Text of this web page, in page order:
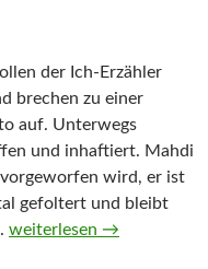
der Ich-Erzähler
brechen zu einer
auf. Unterwegs
und inhaftiert. Mahdi
wird, er ist
gefoltert und bleibt
Die Orangen des
weiterlesen →